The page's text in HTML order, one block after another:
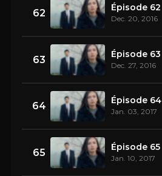
62 Épisode 62
Dec. 20, 2016
63 Épisode 63
Dec. 27, 2016
64 Épisode 64
Jan. 03, 2017
65 Épisode 65
Jan. 10, 2017